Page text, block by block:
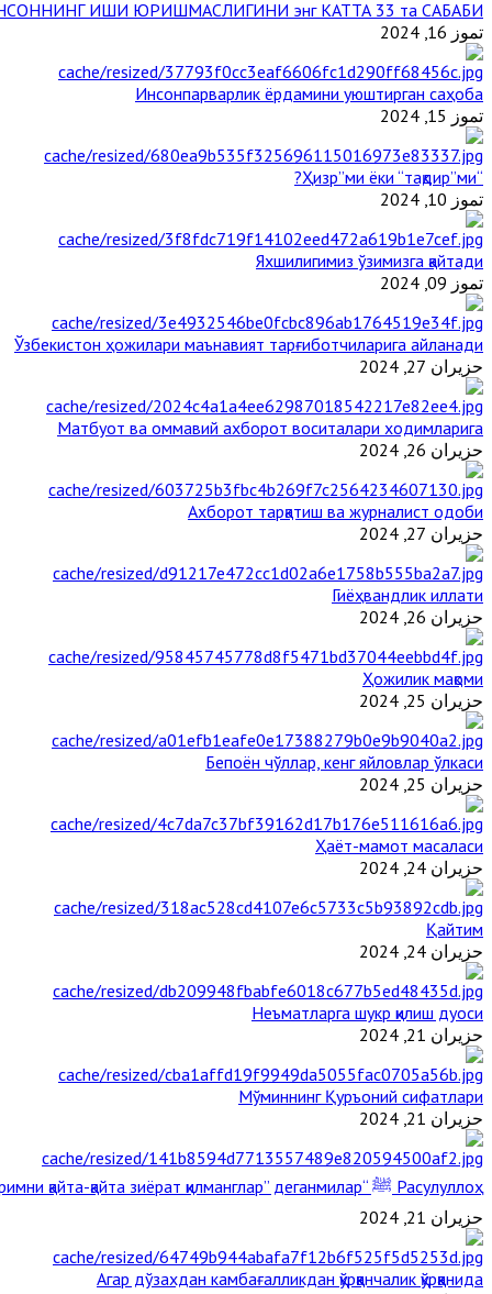
ИШИ ЮРИШМАСЛИГИНИ энг КАТТА 33 та САБАБИ
تموز 16, 2024
Инсонпарварлик ёрдамини уюштирган саҳоба
تموز 15, 2024
“Ҳизр”ми ёки “тақдир”ми?
تموز 10, 2024
Яхшилигимиз ўзимизга қайтади
تموز 09, 2024
Ўзбекистон ҳожилари маънавият тарғиботчиларига айланади
حزيران 27, 2024
Матбуот ва оммавий ахборот воситалари ходимларига
حزيران 26, 2024
Ахборот тарқатиш ва журналист одоби
حزيران 27, 2024
Гиёҳвандлик иллати
حزيران 26, 2024
Ҳожилик мақоми
حزيران 25, 2024
Бепоён чўллар, кенг яйловлар ўлкаси
حزيران 25, 2024
Ҳаёт-мамот масаласи
حزيران 24, 2024
Қайтим
حزيران 24, 2024
Неъматларга шукр қилиш дуоси
حزيران 21, 2024
Мўминнинг Қуръоний сифатлари
حزيران 21, 2024
Расулуллоҳ ﷺ “Қабримни қайта-қайта зиёрат қилманглар” деганмилар?
حزيران 21, 2024
Агар дўзахдан камбағалликдан қўрққанчалик қўрққанида